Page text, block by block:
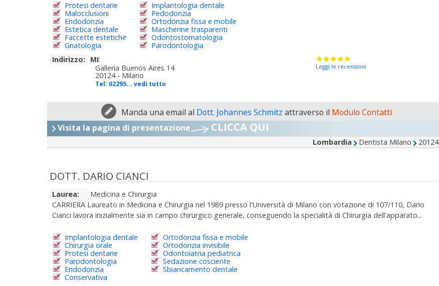
Protesi dentarie
Malocclusioni
Endodonzia
Estetica dentale
Faccette estetiche
Gnatologia
Implantologia dentale
Pedodonzia
Ortodonzia fissa e mobile
Mascherine trasparenti
Odontostomatologia
Parodontologia
Indirizzo:
MI:
Galleria Buenos Aires 14
20124 - Milano
Tel: 02295... vedi tutto
Leggi le recensioni
Manda una email al Dott. Johannes Schmitz attraverso il Modulo Contatti
Visita la pagina di presentazione
CLICCA QUI
Lombardia Dentista Milano 20124
DOTT. DARIO CIANCI
Laurea:
Medicina e Chirurgia
CARRIERA Laureato in Medicina e Chirurgia nel 1989 presso l'Università di Milano con votazione di 107/110, Dario
Cianci lavora inizialmente sia in campo chirurgico generale, conseguendo la specialità di Chirurgia dell'apparato...
Implantologia dentale
Chirurgia orale
Protesi dentarie
Parodontologia
Endodonzia
Conservativa
Ortodonzia fissa e mobile
Ortodonzia invisibile
Odontoiatria pediatrica
Sedazione cosciente
Sbiancamento dentale